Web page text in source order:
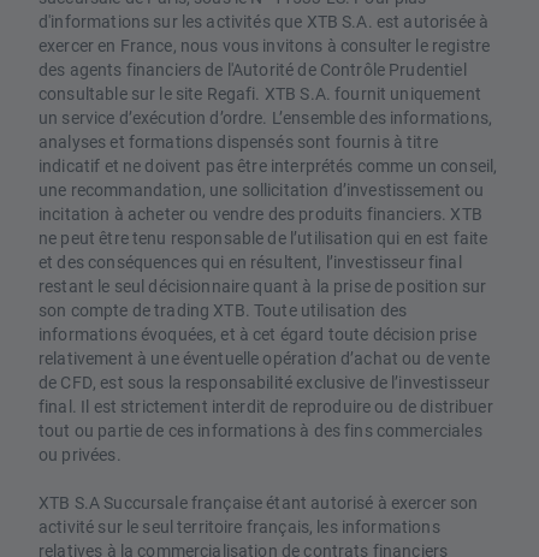
d'informations sur les activités que XTB S.A. est autorisée à
exercer en France, nous vous invitons à consulter le registre
des agents financiers de l'Autorité de Contrôle Prudentiel
consultable sur le site Regafi. XTB S.A. fournit uniquement
un service d’exécution d’ordre. L’ensemble des informations,
analyses et formations dispensés sont fournis à titre
indicatif et ne doivent pas être interprétés comme un conseil,
une recommandation, une sollicitation d’investissement ou
incitation à acheter ou vendre des produits financiers. XTB
ne peut être tenu responsable de l’utilisation qui en est faite
et des conséquences qui en résultent, l’investisseur final
restant le seul décisionnaire quant à la prise de position sur
son compte de trading XTB. Toute utilisation des
informations évoquées, et à cet égard toute décision prise
relativement à une éventuelle opération d’achat ou de vente
de CFD, est sous la responsabilité exclusive de l’investisseur
final. Il est strictement interdit de reproduire ou de distribuer
tout ou partie de ces informations à des fins commerciales
ou privées.
XTB S.A Succursale française étant autorisé à exercer son
activité sur le seul territoire français, les informations
relatives à la commercialisation de contrats financiers